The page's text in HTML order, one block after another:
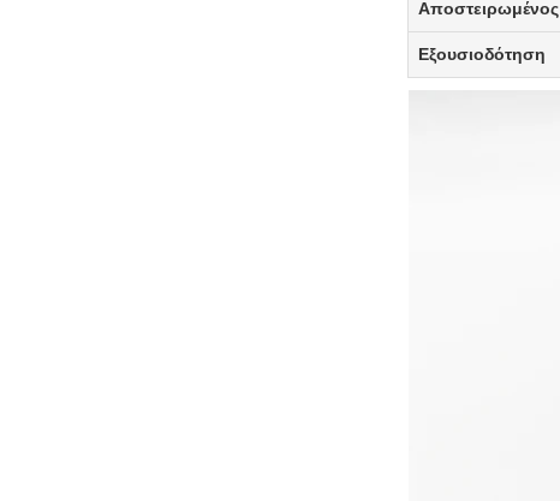
Αποστειρωμένος
Εξουσιοδότηση